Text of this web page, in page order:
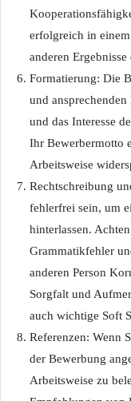
erfolgreich in
anderen
Formatierung: Die
und
und das Interesse
Ihr Bewerbermotto
Arbeitsweise
Rechtschreibung
fehlerfrei sein, um
hinterlassen.
Grammatikfehler
anderen Person
Sorgfalt und
auch wichtige Soft
Referenzen: Wenn
der Bewerbung
Arbeitsweise zu